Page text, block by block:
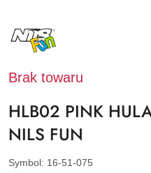
NAZWA
PRODUCENTA:
Brak towaru
HLB02 PINK
NILS FUN
Symbol: 16-51-075